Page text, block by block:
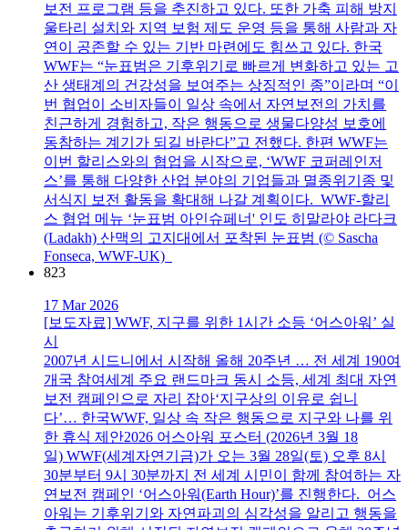
보전 프로그램 등을 추진하고 있다. 또한 가축 피해 방지
울타리 설치와 지역 보험 제도 운영 등을 통해 사람과 자
연이 공존할 수 있는 기반 마련에도 힘쓰고 있다. 한국
WWF는 “눈표범은 기후위기로 빠르게 변화하고 있는 고
산 생태계의 건강성을 보여주는 상징적인 종”이라며 “이
번 협업이 소비자들이 일상 속에서 자연보전의 가치를
친근하게 경험하고, 작은 행동으로 생물다양성 보호에
동참하는 계기가 되길 바란다”고 전했다. 한편 WWF는
이번 할리스와의 협업을 시작으로, ‘WWF 코퍼레인저
스’를 통해 다양한 산업 분야의 기업들과 멸종위기종 및
서식지 보전 활동을 확대해 나갈 계획이다. WWF-할리
스 협업 메뉴 ‘눈표범 아인슈페너' 인도 히말라야 라다크
(Ladakh) 산맥의 고지대에서 포착된 눈표범 (© Sascha
Fonseca, WWF-UK)
823
17 Mar 2026
[보도자료] WWF, 지구를 위한 1시간 소등 ‘어스아워’ 실
시
2007년 시드니에서 시작해 올해 20주년 … 전 세계 190여
개국 참여세계 주요 랜드마크 동시 소등, 세계 최대 자연
보전 캠페인으로 자리 잡아‘지구상의 이유로 쉽니
다’… 한국WWF, 일상 속 작은 행동으로 지구와 나를 위
한 휴식 제안2026 어스아워 포스터 (2026년 3월 18
일) WWF(세계자연기금)가 오는 3월 28일(토) 오후 8시
30분부터 9시 30분까지 전 세계 시민이 함께 참여하는 자
연보전 캠페인 ‘어스아워(Earth Hour)’를 진행한다. 어스
아워는 기후위기와 자연파괴의 심각성을 알리고 행동을